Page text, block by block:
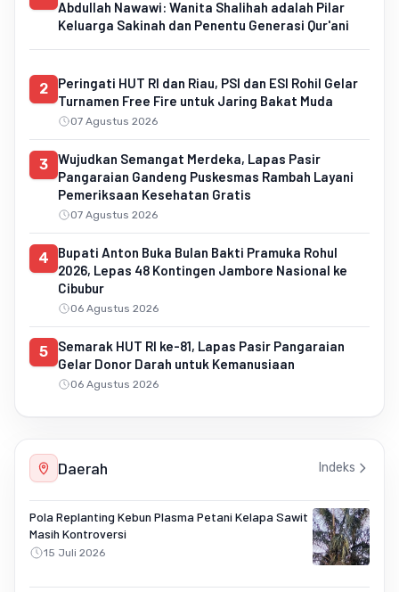
Abdullah Nawawi: Wanita Shalihah adalah Pilar
Keluarga Sakinah dan Penentu Generasi Qur'ani
2
Peringati HUT RI dan Riau, PSI dan ESI Rohil Gelar
Turnamen Free Fire untuk Jaring Bakat Muda
07 Agustus 2026
3
Wujudkan Semangat Merdeka, Lapas Pasir
Pangaraian Gandeng Puskesmas Rambah Layani
Pemeriksaan Kesehatan Gratis
07 Agustus 2026
4
Bupati Anton Buka Bulan Bakti Pramuka Rohul
2026, Lepas 48 Kontingen Jambore Nasional ke
Cibubur
06 Agustus 2026
5
Semarak HUT RI ke-81, Lapas Pasir Pangaraian
Gelar Donor Darah untuk Kemanusiaan
06 Agustus 2026
Daerah Indeks
Pola Replanting Kebun Plasma Petani Kelapa Sawit
Masih Kontroversi
15 Juli 2026